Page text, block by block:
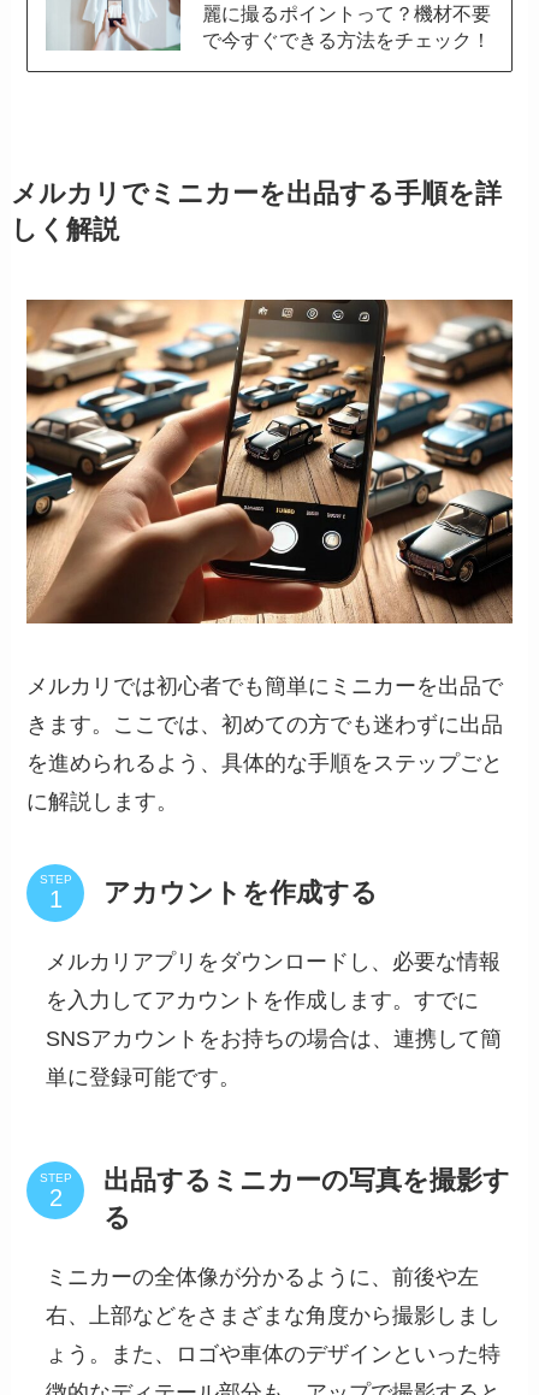
麗に撮るポイントって？機材不要
で今すぐできる方法をチェック！
メルカリでミニカーを出品する手順を詳
しく解説
メルカリでは初心者でも簡単にミニカーを出品で
きます。ここでは、初めての方でも迷わずに出品
を進められるよう、具体的な手順をステップごと
に解説します。
STEP アカウントを作成する
メルカリアプリをダウンロードし、必要な情報
を入力してアカウントを作成します。すでに
SNSアカウントをお持ちの場合は、連携して簡
単に登録可能です。
STEP
出品するミニカーの写真を撮影す
る
ミニカーの全体像が分かるように、前後や左
右、上部などをさまざまな角度から撮影しまし
ょう。また、ロゴや車体のデザインといった特